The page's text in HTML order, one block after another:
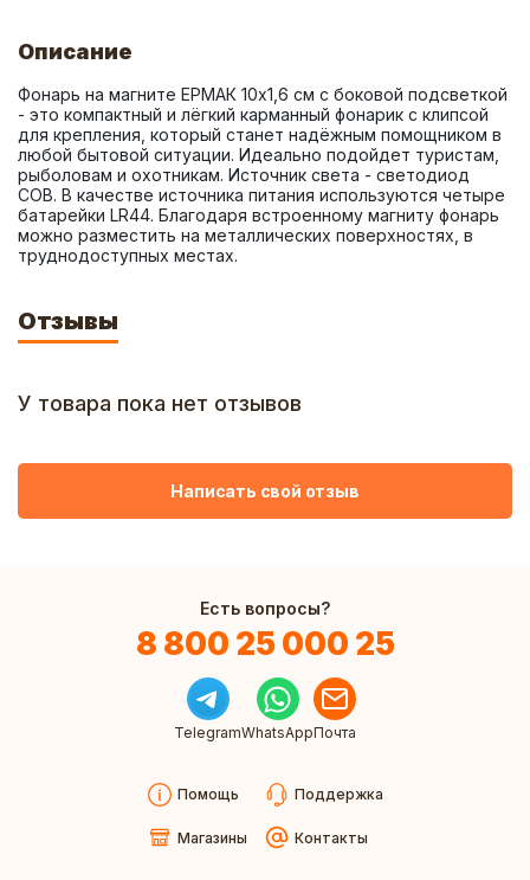
Описание
Фонарь на магните ЕРМАК 10х1,6 см с боковой подсветкой
- это компактный и лёгкий карманный фонарик с клипсой
для крепления, который станет надёжным помощником в
любой бытовой ситуации. Идеально подойдет туристам,
рыболовам и охотникам. Источник света - светодиод
COB. В качестве источника питания используются четыре
батарейки LR44. Благодаря встроенному магниту фонарь
можно разместить на металлических поверхностях, в
труднодоступных местах.
Отзывы
У товара пока нет отзывов
Написать свой отзыв
Есть вопросы?
8 800 25 000 25
TelegramWhatsAppПочта
Помощь Поддержка
Магазины Контакты